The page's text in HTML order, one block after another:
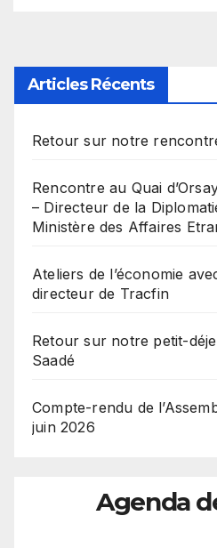
Articles Récents
Retour sur notre
Rencontre au Quai
– Directeur de la
Ministère des Affaires
Ateliers de l’économie
directeur de Tracfin
Retour sur notre petit-
Saadé
Compte-rendu de
juin 2026
Agenda